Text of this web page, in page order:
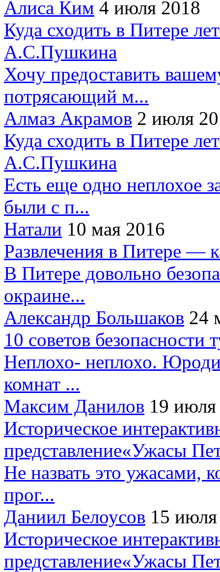
Алиса Ким 4 июля 2018
Куда сходить в Питере
А.С.Пушкина
Хочу предоставить
потрясающий м...
Алмаз Акрамов 2 июля
Куда сходить в Питере
А.С.Пушкина
Есть еще одно неплохое
были с п...
Натали 10 мая 2016
Развлечения в Питере —
В Питере довольно
окраине...
Александр Большаков 24
10 советов безопасности
Неплохо- неплохо.
комнат ...
Максим Данилов 19
Историческое
представление«Ужасы
Не назвать это ужасами,
прог...
Даниил Белоусов 15
Историческое
представление«Ужасы